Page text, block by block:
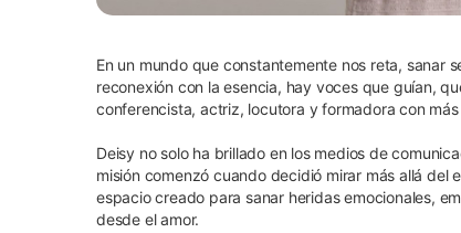
En un mundo que constantemente nos reta, sanar
reconexión con la esencia, hay voces que guían,
conferencista, actriz, locutora y formadora con
Deisy no solo ha brillado en los medios de
misión comenzó cuando decidió mirar más allá del
espacio creado para sanar heridas emocionales,
desde el amor.